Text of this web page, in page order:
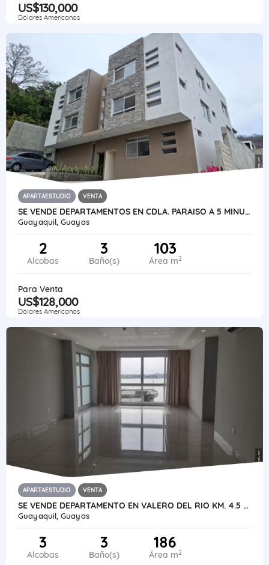
US$130,000
Dólares Americanos
APARTAESTUDIO VENTA
SE VENDE DEPARTAMENTOS EN CDLA. PARAISO A 5 MINUTOS DEL ALBAN BORJA
Guayaquil, Guayas
2
Alcobas
3
Baño(s)
103
Área m2
Para Venta
US$128,000
Dólares Americanos
APARTAESTUDIO VENTA
SE VENDE DEPARTAMENTO EN VALERO DEL RIO KM. 4.5 VIA SAMBORONDON
Guayaquil, Guayas
3
Alcobas
3
Baño(s)
186
Área m2